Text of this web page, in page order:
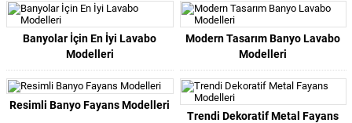
Banyolar İçin En İyi Lavabo
Modelleri
Modern Tasarım Banyo Lavabo
Modelleri
Resimli Banyo Fayans Modelleri
Trendi Dekoratif Metal Fayans